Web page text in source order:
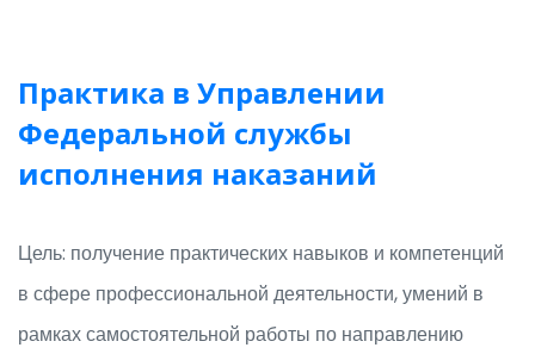
Практика в Управлении
Федеральной службы
исполнения наказаний
Цель: получение практических навыков и компетенций
в сфере профессиональной деятельности, умений в
рамках самостоятельной работы по направлению